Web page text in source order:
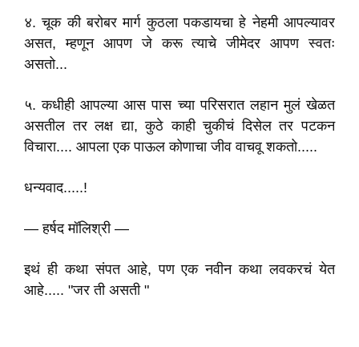
४. चूक की बरोबर मार्ग कुठला पकडायचा हे नेहमी आपल्यावर
असत, म्हणून आपण जे करू त्याचे जीमेदर आपण स्वतः
असतो...
५. कधीही आपल्या आस पास च्या परिसरात लहान मुलं खेळत
असतील तर लक्ष द्या, कुठे काही चुकीचं दिसेल तर पटकन
विचारा.... आपला एक पाऊल कोणाचा जीव वाचवू शकतो.....
धन्यवाद.....!
― हर्षद मॉलिश्री ―
इथं ही कथा संपत आहे, पण एक नवीन कथा लवकरचं येत
आहे..... "जर ती असती "